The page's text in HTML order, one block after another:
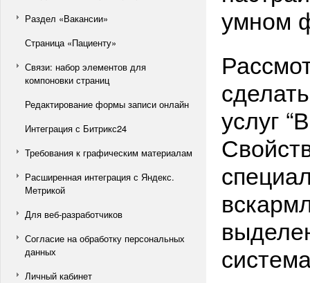
Раздел «Вакансии»
Страница «Пациенту»
Связи: набор элементов для
компоновки страниц
Редактирование формы записи онлайн
Интеграция с Битрикс24
Требования к графическим материалам
Расширенная интеграция с Яндекс.
Метрикой
Для веб-разработчиков
Согласие на обработку персональных
данных
Личный кабинет
умном
услуг